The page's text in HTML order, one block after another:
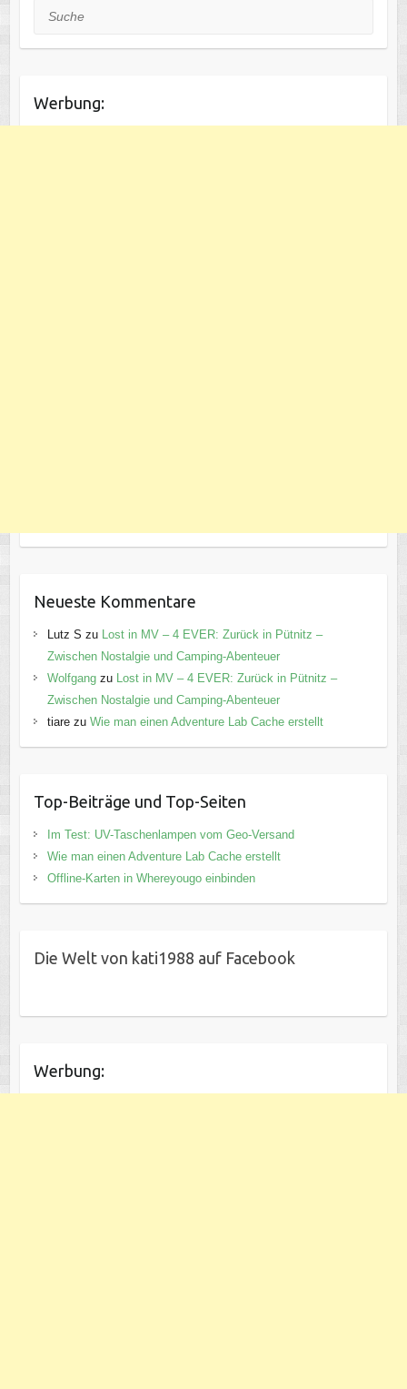
Suche
Werbung:
Neueste Kommentare
Lutz S zu
Lost in MV – 4 EVER: Zurück in Pütnitz –
Zwischen Nostalgie und Camping-Abenteuer
Wolfgangzu
Lost in MV – 4 EVER: Zurück in Pütnitz –
Zwischen Nostalgie und Camping-Abenteuer
tiarezu Wie man einen Adventure Lab Cache erstellt
Top-Beiträge und Top-Seiten
Im Test: UV-Taschenlampen vom Geo-Versand
Wie man einen Adventure Lab Cache erstellt
Offline-Karten in Whereyougo einbinden
Die Welt von kati1988 auf Facebook
Werbung: